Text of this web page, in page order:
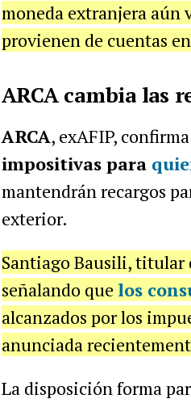
moneda extranjera aún
provienen de cuentas
ARCA cambia las
ARCA, exAFIP,
impositivas para
mantendrán recargos
exterior.
Santiago Bausili, titular
señalando que los
alcanzados por los
anunciada
La disposición forma